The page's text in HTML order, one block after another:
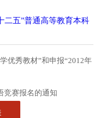
二五”普通高等教育本科
优秀教材”和申报“2012年
竞赛报名的通知